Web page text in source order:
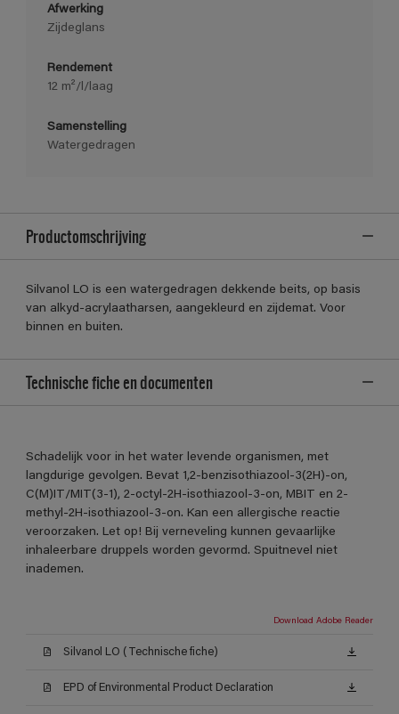
Afwerking
Zijdeglans
Rendement
12 m²/l/laag
Samenstelling
Watergedragen
Productomschrijving
Silvanol LO is een watergedragen dekkende beits, op basis
van alkyd-acrylaatharsen, aangekleurd en zijdemat. Voor
binnen en buiten.
Technische fiche en documenten
Schadelijk voor in het water levende organismen, met
langdurige gevolgen. Bevat 1,2-benzisothiazool-3(2H)-on,
C(M)IT/MIT(3-1), 2-octyl-2H-isothiazool-3-on, MBIT en 2-
methyl-2H-isothiazool-3-on. Kan een allergische reactie
veroorzaken. Let op! Bij verneveling kunnen gevaarlijke
inhaleerbare druppels worden gevormd. Spuitnevel niet
inademen.
Download Adobe Reader
Silvanol LO (Technische fiche)
EPD of Environmental Product Declaration